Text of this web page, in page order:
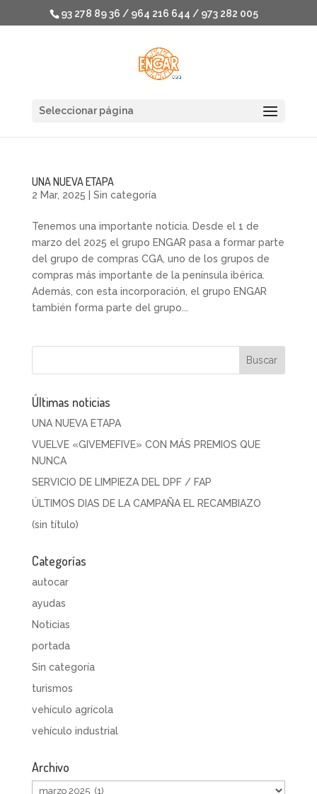
93 278 89 36 / 964 216 644 / 973 282 005
Seleccionar página
UNA NUEVA ETAPA
2 Mar, 2025 Sin categoría
Tenemos una importante noticia. Desde el 1 de
marzo del 2025 el grupo ENGAR pasa a formar parte
del grupo de compras CGA, uno de los grupos de
compras más importante de la península ibérica.
Además, con esta incorporación, el grupo ENGAR
también forma parte del grupo...
Últimas noticias
UNA NUEVA ETAPA
VUELVE «GIVEMEFIVE» CON MÁS PREMIOS QUE
NUNCA
SERVICIO DE LIMPIEZA DEL DPF / FAP
ÚLTIMOS DIAS DE LA CAMPAÑA EL RECAMBIAZO
(sin título)
Categorías
autocar
ayudas
Noticias
portada
Sin categoría
turismos
vehículo agrícola
vehículo industrial
Archivo
Archivo